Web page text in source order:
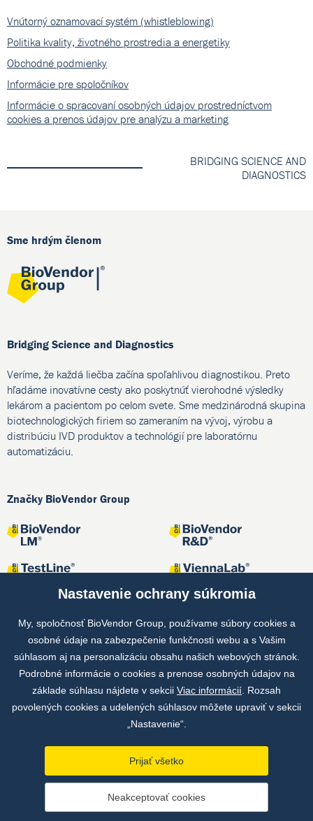
Vnútorný oznamovací systém (whistleblowing)
Politika kvality, životného prostredia a energetiky
Obchodné podmienky
Informácie pre spoločníkov
Informácie o spracovaní osobných údajov prostredníctvom
cookies a prenos údajov pre analýzu a marketing
BRIDGING SCIENCE AND
DIAGNOSTICS
Sme hrdým členom
Bridging Science and Diagnostics
Veríme, že každá liečba začína spoľahlivou diagnostikou. Preto
hľadáme inovatívne cesty ako poskytnúť vierohodné výsledky
lekárom a pacientom po celom svete. Sme medzinárodná skupina
biotechnologických firiem so zameraním na vývoj, výrobu a
distribúciu IVD produktov a technológií pre laboratórnu
automatizáciu.
Značky BioVendor Group
Spoločné projekty
Copyright © by BioVendor Group 2026
Nastavenie ochrany súkromia
My, spoločnosť BioVendor Group, používame súbory cookies a
osobné údaje na zabezpečenie funkčnosti webu a s Vašim
súhlasom aj na personalizáciu obsahu našich webových stránok.
Podrobné informácie o cookies a prenose osobných údajov na
základe súhlasu nájdete v sekcii Viac informácií . Rozsah
povolených cookies a udelených súhlasov môžete upraviť v sekcii
„Nastavenie“.
Prijať všetko
Neakceptovať cookies